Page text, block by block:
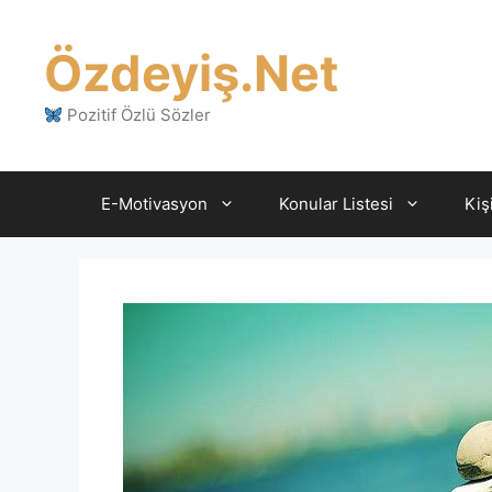
Özdeyiş.Net
Pozitif Özlü Sözler
E-Motivasyon Konular Listesi